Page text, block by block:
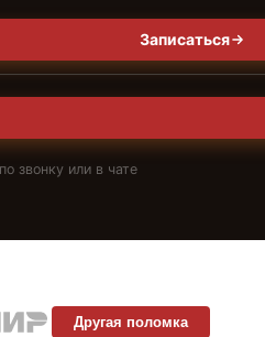
Записаться
звонку или в чате
Другая поломка